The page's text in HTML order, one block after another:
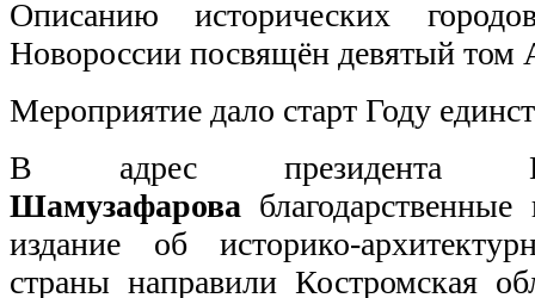
Описанию исторических
Новороссии посвящён девятый
Мероприятие дало старт Году
В адрес
Шамузафарова
издание об историко-
страны направили Костромская